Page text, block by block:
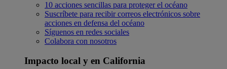
10 acciones sencillas para proteger el océano
Suscríbete para recibir correos electrónicos sobre
acciones en defensa del océano
Síguenos en redes sociales
Colabora con nosotros
Impacto local y en California